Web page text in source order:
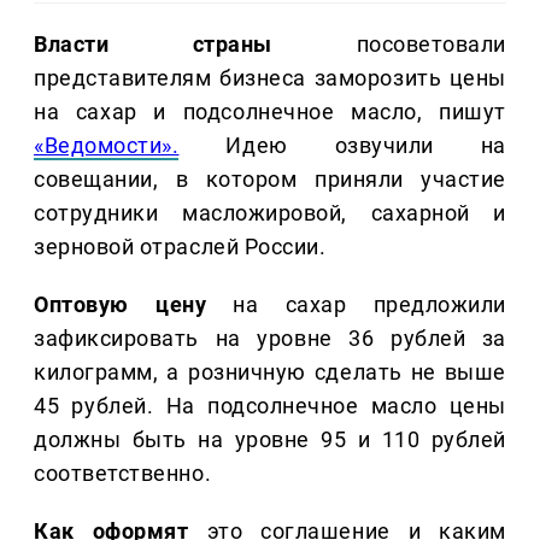
Власти страны посоветовали
представителям бизнеса заморозить цены
на сахар и подсолнечное масло, пишут
«Ведомости». Идею озвучили на
совещании, в котором приняли участие
сотрудники масложировой, сахарной и
зерновой отраслей России.
Оптовую цену на сахар предложили
зафиксировать на уровне 36 рублей за
килограмм, а розничную сделать не выше
45 рублей. На подсолнечное масло цены
должны быть на уровне 95 и 110 рублей
соответственно.
Как оформят это соглашение и каким